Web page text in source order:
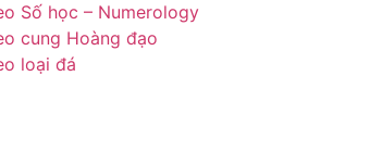
Số học – Numerology
cung Hoàng đạo
loại đá